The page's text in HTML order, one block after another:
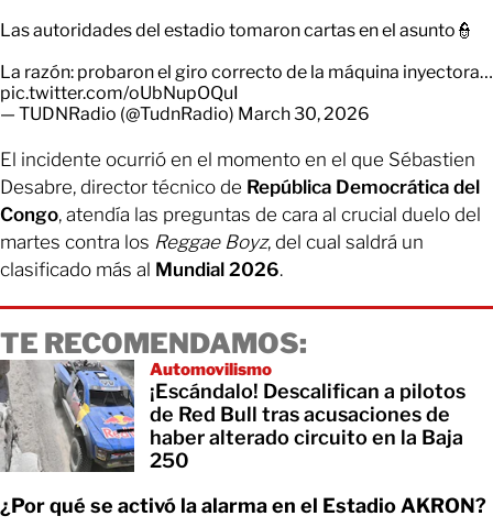
Las autoridades del estadio tomaron cartas en el asunto👮
La razón: probaron el giro correcto de la máquina inyectora…
pic.twitter.com/oUbNupOQuI
— TUDNRadio (@TudnRadio) March 30, 2026
El incidente ocurrió en el momento en el que Sébastien
Desabre, director técnico de República Democrática del
Congo, atendía las preguntas de cara al crucial duelo del
martes contra los Reggae Boyz, del cual saldrá un
clasificado más al Mundial 2026.
TE RECOMENDAMOS:
Automovilismo
¡Escándalo! Descalifican a pilotos
de Red Bull tras acusaciones de
haber alterado circuito en la Baja
250
¿Por qué se activó la alarma en el Estadio AKRON?